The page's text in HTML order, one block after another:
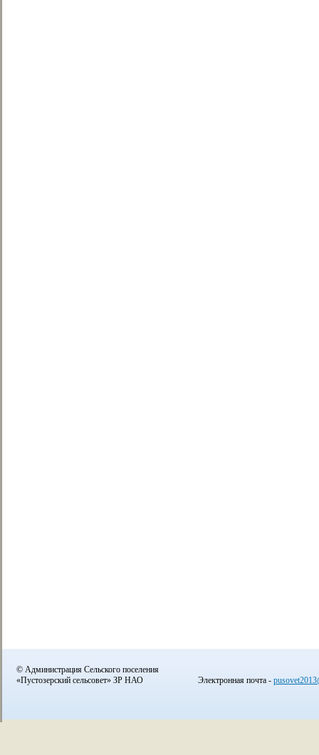
© Администрация Сельского поселения
«Пустозерский сельсовет» ЗР НАО
Электронная почта -